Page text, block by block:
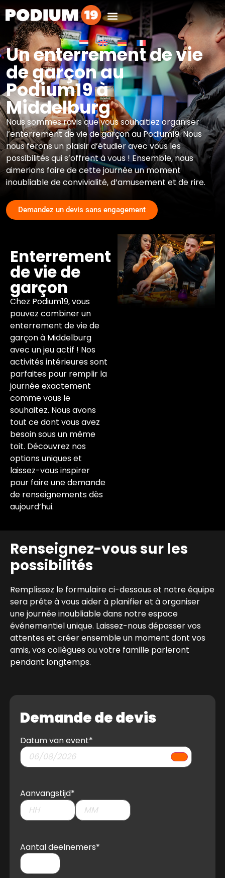
Un enterrement de vie
de garçon au
Podium19 à
Middelburg
Nous sommes ravis que vous souhaitiez organiser
l’enterrement de vie de garçon au Podium19. Nous
nous ferons un plaisir d’étudier avec vous les
possibilités qui s’offrent à vous ! Ensemble, nous
aimerions faire de cette journée un moment
inoubliable de convivialité, d’amusement et de rire.
Demandez un devis sans engagement
Enterrement
de vie de
garçon
Chez Podium19, vous
pouvez combiner un
enterrement de vie de
garçon à Middelburg
avec un jeu actif ! Nos
activités intérieures sont
parfaites pour remplir la
journée exactement
comme vous le
souhaitez. Nous avons
tout ce dont vous avez
besoin sous un même
toit. Découvrez nos
options uniques et
laissez-vous inspirer
pour faire une demande
de renseignements dès
aujourd’hui.
Renseignez-vous sur les
possibilités
Remplissez le formulaire ci-dessous et notre équipe
sera prête à vous aider à planifier et à organiser
une journée inoubliable dans notre espace
événementiel unique. Laissez-nous dépasser vos
attentes et créer ensemble un moment dont vos
amis, vos collègues ou votre famille parleront
pendant longtemps.
Demande de devis
Datum van event*
Aanvangstijd*
Aantal deelnemers*